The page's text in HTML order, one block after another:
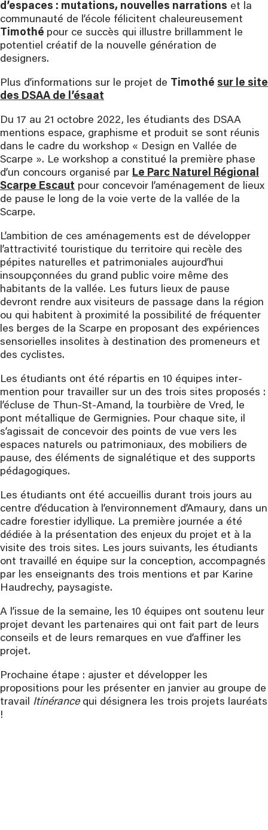
d’espaces : mutations, nouvelles narrations et la
communauté de l’école félicitent chaleureusement
Timothé pour ce succès qui illustre brillamment le
potentiel créatif de la nouvelle génération de
designers.
Plus d’informations sur le projet de Timothé sur le site
des DSAA de l’ésaat
Du 17 au 21 octobre 2022, les étudiants des DSAA
mentions espace, graphisme et produit se sont réunis
dans le cadre du workshop « Design en Vallée de
Scarpe ». Le workshop a constitué la première phase
d’un concours organisé par Le Parc Naturel Régional
Scarpe Escaut pour concevoir l’aménagement de lieux
de pause le long de la voie verte de la vallée de la
Scarpe.
L’ambition de ces aménagements est de développer
l’attractivité touristique du territoire qui recèle des
pépites naturelles et patrimoniales aujourd’hui
insoupçonnées du grand public voire même des
habitants de la vallée. Les futurs lieux de pause
devront rendre aux visiteurs de passage dans la région
ou qui habitent à proximité la possibilité de fréquenter
les berges de la Scarpe en proposant des expériences
sensorielles insolites à destination des promeneurs et
des cyclistes.
Les étudiants ont été répartis en 10 équipes inter-
mention pour travailler sur un des trois sites proposés :
l’écluse de Thun-St-Amand, la tourbière de Vred, le
pont métallique de Germignies. Pour chaque site, il
s’agissait de concevoir des points de vue vers les
espaces naturels ou patrimoniaux, des mobiliers de
pause, des éléments de signalétique et des supports
pédagogiques.
Les étudiants ont été accueillis durant trois jours au
centre d’éducation à l’environnement d’Amaury, dans un
cadre forestier idyllique. La première journée a été
dédiée à la présentation des enjeux du projet et à la
visite des trois sites. Les jours suivants, les étudiants
ont travaillé en équipe sur la conception, accompagnés
par les enseignants des trois mentions et par Karine
Haudrechy, paysagiste.
A l’issue de la semaine, les 10 équipes ont soutenu leur
projet devant les partenaires qui ont fait part de leurs
conseils et de leurs remarques en vue d’affiner les
projet.
Prochaine étape : ajuster et développer les
propositions pour les présenter en janvier au groupe de
travail Itinérancequi désignera les trois projets lauréats
!